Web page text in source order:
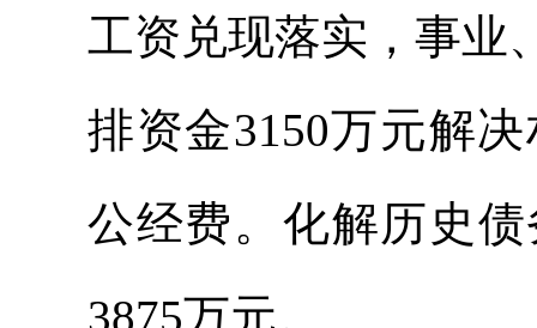
工资兑现落实，事业
排资金3150万元解
公经费。化解历史
3875万元。